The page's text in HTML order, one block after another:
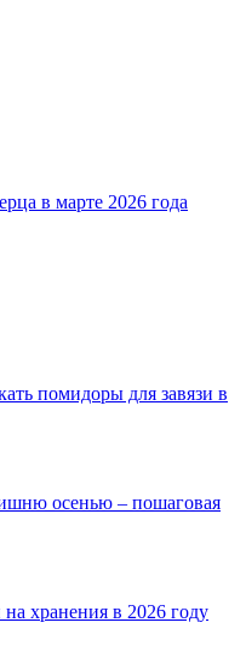
в марте 2026 года
помидоры для завязи в
осенью – пошаговая
хранения в 2026 году